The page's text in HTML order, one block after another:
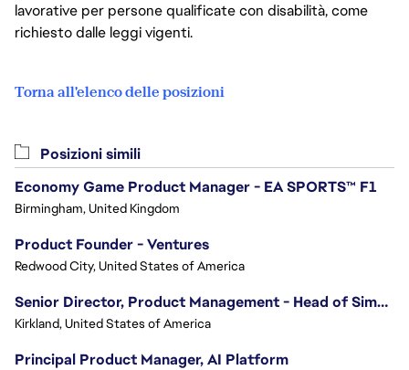
lavorative per persone qualificate con disabilità, come
richiesto dalle leggi vigenti.
Torna all'elenco delle posizioni
Posizioni simili
Economy Game Product Manager - EA SPORTS™ F1
Birmingham, United Kingdom
Product Founder - Ventures
Redwood City, United States of America
Senior Director, Product Management - Head of Sims Marketplace
Kirkland, United States of America
Principal Product Manager, AI Platform